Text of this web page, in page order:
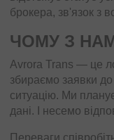
брокера, зв'язок з
ЧОМУ З
Avrora Trans — це
збираємо заявки до
ситуацію. Ми
дані. І несемо
Переваги